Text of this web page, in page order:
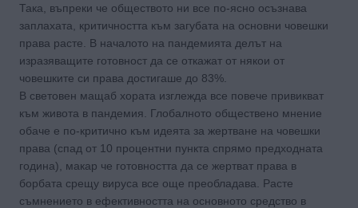
Така, въпреки че обществото ни все по-ясно осъзнава
заплахата, критичността към загубата на основни човешки
права расте. В началото на пандемията делът на
изразяващите готовност да се откажат от някои от
човешките си права достигаше до 83%.
В световен мащаб хората изглежда все повече привикват
към живота в пандемия. Глобалното обществено мнение
обаче е по-критично към идеята за жертване на човешки
права (спад от 10 процентни пункта спрямо предходната
година), макар че готовността да се жертват права в
борбата срещу вируса все още преобладава. Расте
съмнението в ефективността на основното средство в